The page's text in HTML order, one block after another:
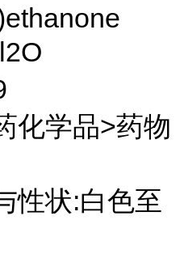
化学品>药物
性状:白色至